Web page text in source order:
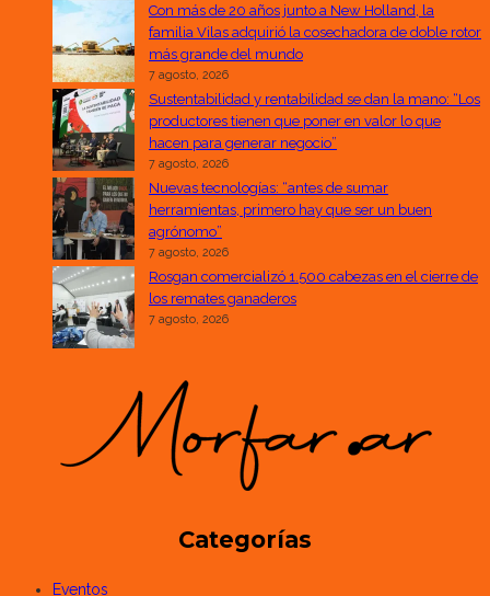
Con más de 20 años junto a New Holland, la
familia Vilas adquirió la cosechadora de doble rotor
más grande del mundo
7 agosto, 2026
Sustentabilidad y rentabilidad se dan la mano: “Los
productores tienen que poner en valor lo que
hacen para generar negocio”
7 agosto, 2026
Nuevas tecnologías: “antes de sumar
herramientas, primero hay que ser un buen
agrónomo”
7 agosto, 2026
Rosgan comercializó 1.500 cabezas en el cierre de
los remates ganaderos
7 agosto, 2026
Categorías
Eventos